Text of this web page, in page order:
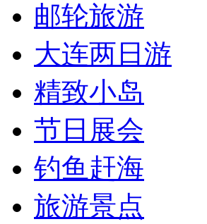
邮轮旅游
大连两日游
精致小岛
节日展会
钓鱼赶海
旅游景点